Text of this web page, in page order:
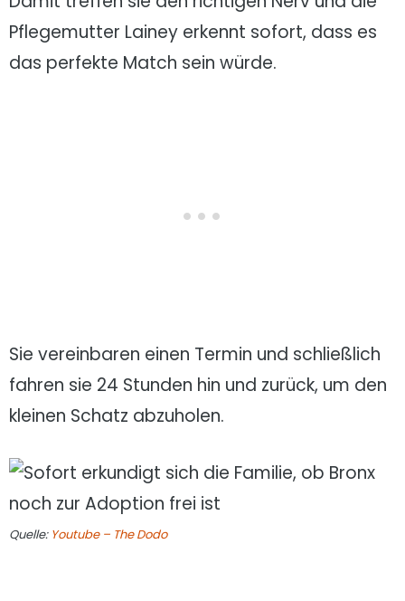
Pflegemutter Lainey erkennt sofort, dass es
das perfekte Match sein würde.
Sie vereinbaren einen Termin und schließlich
fahren sie 24 Stunden hin und zurück, um den
kleinen Schatz abzuholen.
Quelle: Youtube – The Dodo